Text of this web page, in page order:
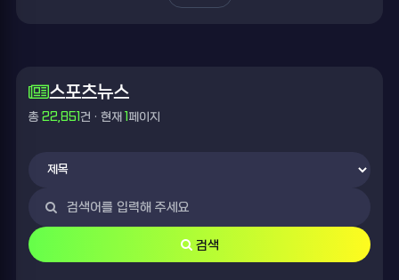
스포츠뉴스
총 22,851건 · 현재 1 페이지
검색